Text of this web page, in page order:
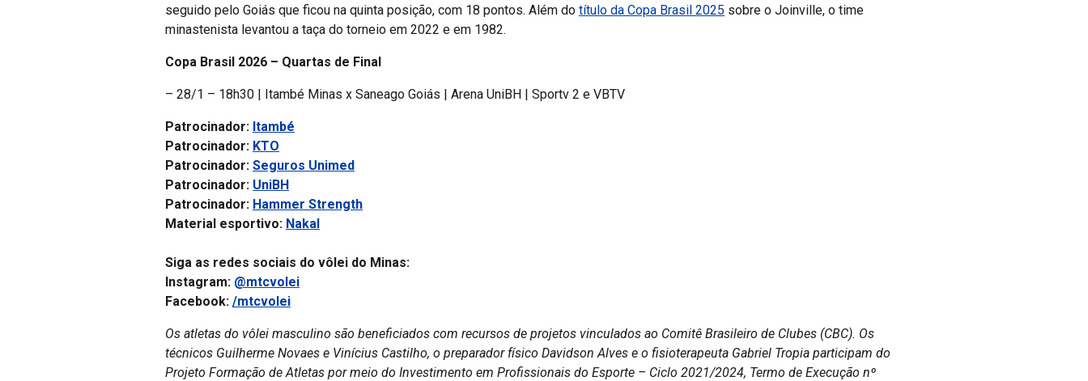
seguido pelo Goiás que ficou na quinta posição, com 18 pontos. Além do título da Copa Brasil 2025 sobre o Joinville, o time
minastenista levantou a taça do torneio em 2022 e em 1982.
Copa Brasil 2026 – Quartas de Final
– 28/1 – 18h30 | Itambé Minas x Saneago Goiás | Arena UniBH | Sportv 2 e VBTV
Patrocinador: Itambé
Patrocinador: KTO
Patrocinador: Seguros Unimed
Patrocinador: UniBH
Patrocinador: Hammer Strength
Material esportivo: Nakal
Siga as redes sociais do vôlei do Minas:
Instagram: @mtcvolei
Facebook: /mtcvolei
Os atletas do vôlei masculino são beneficiados com recursos de projetos vinculados ao Comitê Brasileiro de Clubes (CBC). Os
técnicos Guilherme Novaes e Vinícius Castilho, o preparador físico Davidson Alves e o fisioterapeuta Gabriel Tropia participam do
Projeto Formação de Atletas por meio do Investimento em Profissionais do Esporte – Ciclo 2021/2024, Termo de Execução nº